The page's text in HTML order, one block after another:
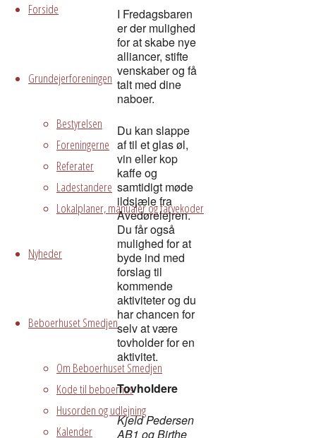
Forside
Grundejerforeningen
Bestyrelsen
Foreningerne
Referater
Ladestandere
Lokalplaner, manualer og farvekoder
Nyheder
Beboerhuset Smedjen
Om Beboerhuset Smedjen
Kode til beboerhus
Husorden og udlejning
Kalender
I Fredagsbaren
er der mulighed
for at skabe nye
alliancer, stifte
venskaber og få
talt med dine
naboer.
Du kan slappe
af til et glas øl,
vin eller kop
kaffe og
samtidigt møde
ildsjæle fra
Avedørelejren.
Du får også
mulighed for at
byde ind med
forslag til
kommende
aktiviteter og du
har chancen for
selv at være
tovholder for en
aktivitet.
Tovholdere
Kjeld Pedersen
AB1 og Birthe